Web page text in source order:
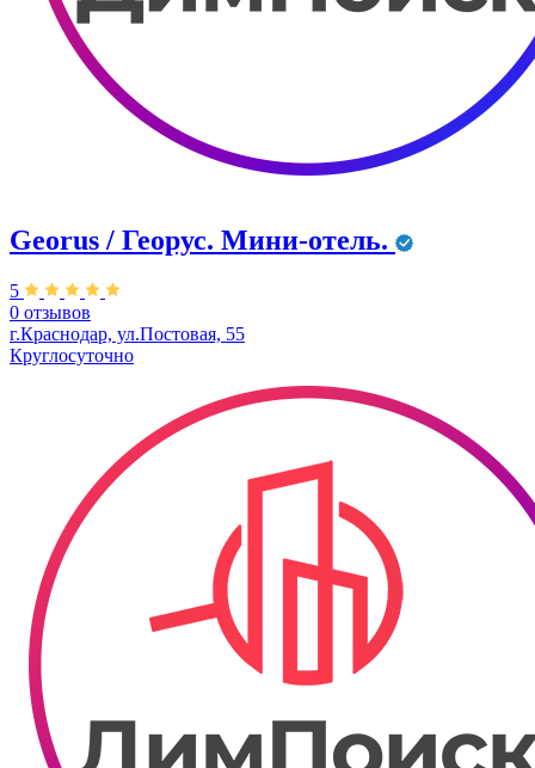
Georus / Георус. Мини-отель.
5
0 отзывов
​г.Краснодар, ул.Постовая, 55
Круглосуточно